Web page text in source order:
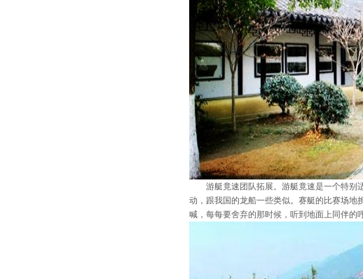
游艇竟速团队拓展。游艇竟速是一个特别适
动，跟我国的龙船一些类似。赛艇的比赛场地
喊，每每要舍弃的那时候，听到地面上同伴的